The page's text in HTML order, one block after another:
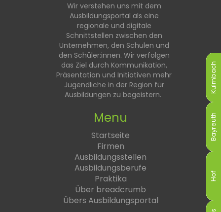
Kulmbach
Bayreuth
Hof
Kulmbach
Bayreuth
Hof
Kulmbach
Bayreuth
Hof
Kulmbach
Bayreuth
Hof
Kulmbach
Bayreuth
Hof
Kulmbach
Bayreuth
Hof
Wir verstehen uns mit dem
Ausbildungsportal als eine
regionale und digitale
Schnittstellen zwischen den
Unternehmen, den Schulen und
den Schüler:innen. Wir verfolgen
das Ziel durch Kommunikation,
Präsentation und Initiativen mehr
Jugendliche in der Region für
Ausbildungen zu begeistern.
Menu
Startseite
Firmen
Ausbildungsstellen
Ausbildungsberufe
Praktika
Über breadcrumb
Übers Ausbildungsportal